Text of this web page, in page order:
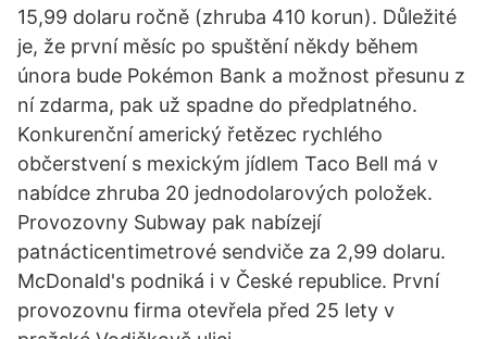
15,99 dolaru ročně (zhruba 410 korun). Důležité
je, že první měsíc po spuštění někdy během
února bude Pokémon Bank a možnost přesunu z
ní zdarma, pak už spadne do předplatného.
Konkurenční americký řetězec rychlého
občerstvení s mexickým jídlem Taco Bell má v
nabídce zhruba 20 jednodolarových položek.
Provozovny Subway pak nabízejí
patnácticentimetrové sendviče za 2,99 dolaru.
McDonald's podniká i v České republice. První
provozovnu firma otevřela před 25 lety v